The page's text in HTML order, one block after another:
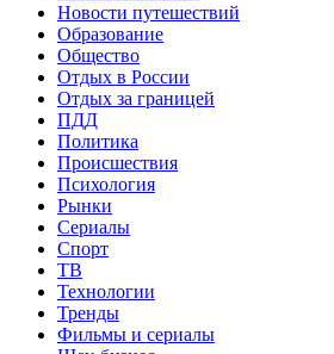
Новости путешествий
Образование
Общество
Отдых в России
Отдых за границей
ПДД
Политика
Происшествия
Психология
Рынки
Сериалы
Спорт
ТВ
Технологии
Тренды
Фильмы и сериалы